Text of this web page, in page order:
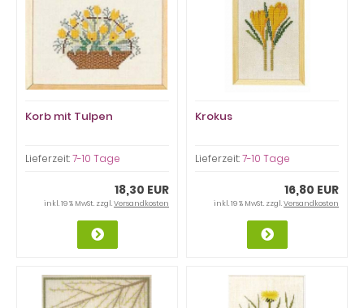
Korb mit Tulpen
Lieferzeit:7-10 Tage
18,30 EUR
inkl. 19 % MwSt. zzgl.Versandkosten
Krokus
Lieferzeit:7-10 Tage
16,80 EUR
inkl. 19 % MwSt. zzgl.Versandkosten